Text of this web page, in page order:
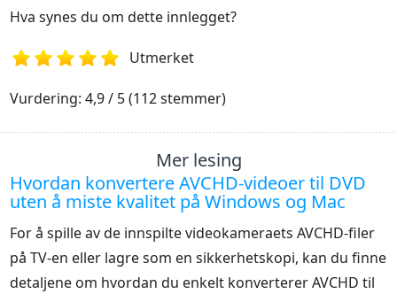
Hva synes du om dette innlegget?
1 2 3 5
Utmerket
Vurdering: 4,9 / 5 (112 stemmer)
Mer lesing
Hvordan konvertere AVCHD-videoer til DVD
uten å miste kvalitet på Windows og Mac
For å spille av de innspilte videokameraets AVCHD-filer
på TV-en eller lagre som en sikkerhetskopi, kan du finne
detaljene om hvordan du enkelt konverterer AVCHD til